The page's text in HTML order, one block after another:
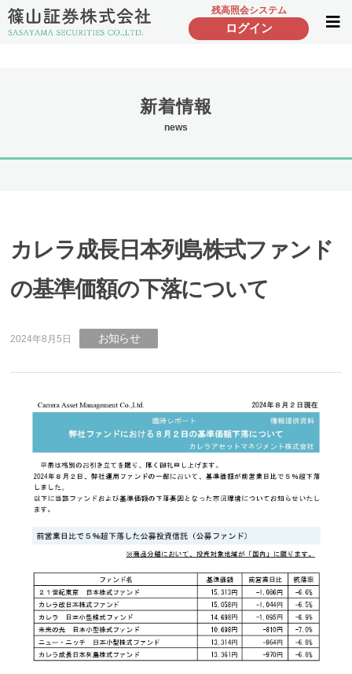
残高照会システム
ログイン
新着情報
news
カレラ成長日本列島株式ファンド
の基準価額の下落について
2024年8月5日 お知らせ